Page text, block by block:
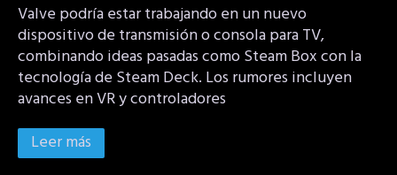
Valve podría estar trabajando en un nuevo
dispositivo de transmisión o consola para TV,
combinando ideas pasadas como Steam Box con la
tecnología de Steam Deck. Los rumores incluyen
avances en VR y controladores
Leer más